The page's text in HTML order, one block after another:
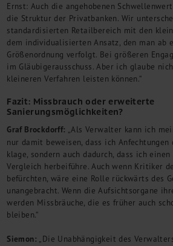
Ernst: Auch die angehobenen
die Struktur der Privatbanken. Wir
standardisierten Retailbereich mit den
dem individualisierten Ansatz, den man ab
Größenordnung verfolgt. Bei größeren
im Gläubigerausschuss. Aber ich glaube
kleineren Verfahren leisten können.“
Fazit: Missbrauch oder erweiterte
Sanierungsmöglichkeiten?
Graf Brockdorff: „Als Verwalter kann ich
nur damit beweisen, dass ich
klage, sondern auch dadurch, dass ich einen
Vergleich herbeiführe. Auch wenn Kritiker
befürchten, wäre eine Rolle rückwärts des
unangebracht. Wenn die Aufsichtsorgane
werden Missbräuche, die es früher auch
bleiben.“
Siemon: „Die Unabhängigkeit des